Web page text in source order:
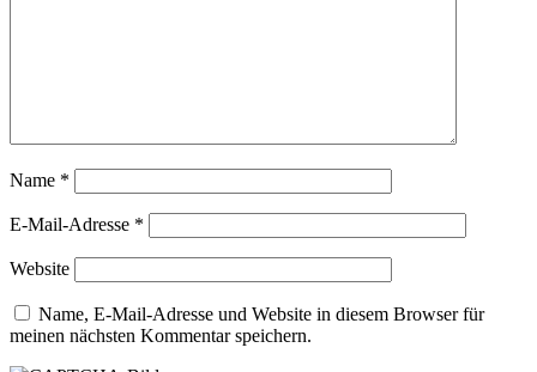
Name *
E-Mail-Adresse *
Website
Name, E-Mail-Adresse und Website in diesem Browser für
meinen nächsten Kommentar speichern.